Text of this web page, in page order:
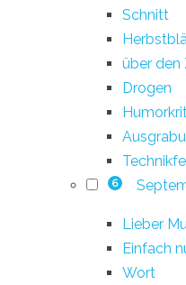
Schnitt
über den
Drogen
6
Lieber
Einfach
Wort